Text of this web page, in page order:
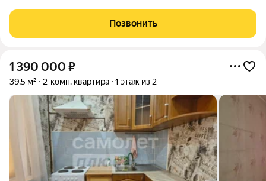
учреждения и прочие. Квартира расположена на комфортном
втором этаже. В квартире выполнен
Позвонить
1 390 000 ₽
39,5 м² 2-комн. квартира 1 этаж из 2